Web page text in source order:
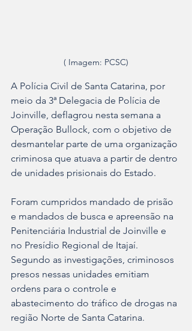
( Imagem: PCSC)
A Polícia Civil de Santa Catarina, por
meio da 3ª Delegacia de Polícia de
Joinville, deflagrou nesta semana a
Operação Bullock, com o objetivo de
desmantelar parte de uma organização
criminosa que atuava a partir de dentro
de unidades prisionais do Estado.
Foram cumpridos mandado de prisão
e mandados de busca e apreensão na
Penitenciária Industrial de Joinville e
no Presídio Regional de Itajaí.
Segundo as investigações, criminosos
presos nessas unidades emitiam
ordens para o controle e
abastecimento do tráfico de drogas na
região Norte de Santa Catarina.